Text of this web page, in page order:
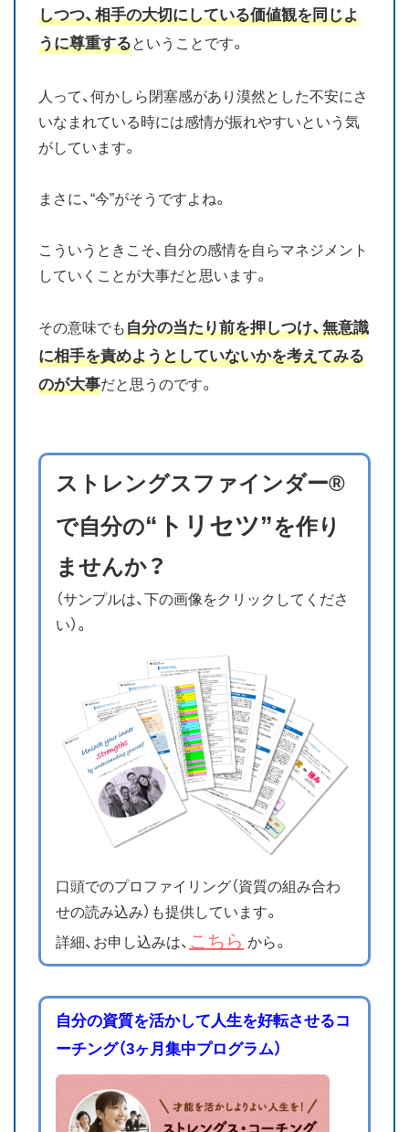
しつつ、相手の大切にしている価値観を同じよ
うに尊重するということです。
人って、何かしら閉塞感があり漠然とした不安にさ
いなまれている時には感情が振れやすいという気
がしています。
まさに、“今”がそうですよね。
こういうときこそ、自分の感情を自らマネジメント
していくことが大事だと思います。
その意味でも自分の当たり前を押しつけ、無意識
に相手を責めようとしていないかを考えてみる
のが大事だと思うのです。
ストレングスファインダー®
で自分の“トリセツ”を作り
ませんか？
（サンプルは、下の画像をクリックしてくださ
い）。
口頭でのプロファイリング（資質の組み合わ
せの読み込み）も提供しています。
詳細、お申し込みは、 こちら から。
自分の資質を活かして人生を好転させるコ
ーチング（3ヶ月集中プログラム）